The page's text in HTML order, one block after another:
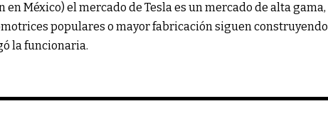
en México) el mercado de Tesla es un mercado de alta gama,
populares o mayor fabricación siguen construyendo
la funcionaria.